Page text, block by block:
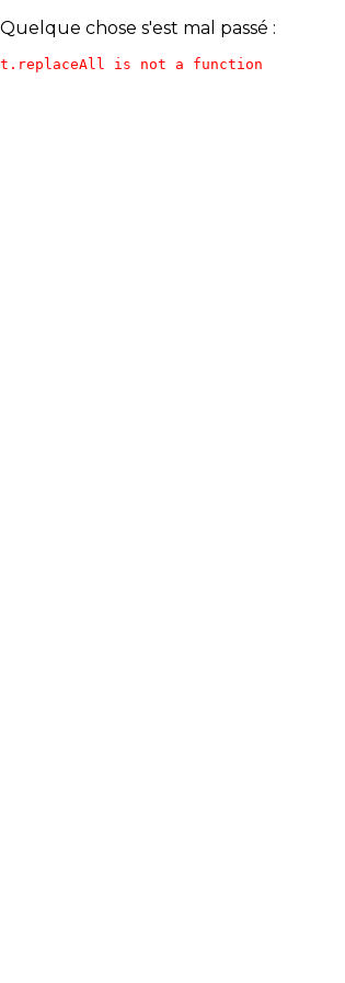
Quelque chose s'est mal passé :
t.replaceAll is not a function